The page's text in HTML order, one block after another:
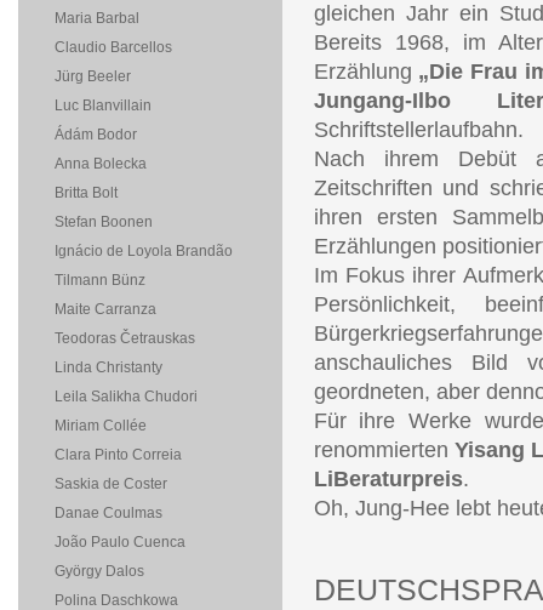
gleichen Jahr ein
Bereits 1968, im
Erzählung „Die Frau
Jungang-Ilbo
Schriftstellerlaufbahn.
Nach ihrem Debüt
Zeitschriften und
ihren ersten
Erzählungen
Im Fokus ihrer
Persönlichkeit,
anschauliches Bild
geordneten, aber
Für ihre Werke
renommierten Yisang
LiBeraturpreis.
Oh, Jung-Hee lebt
Maria Barbal
Claudio Barcellos
Jürg Beeler
Luc Blanvillain
Ádám Bodor
Anna Bolecka
Britta Bolt
Stefan Boonen
Ignácio de Loyola Brandão
Tilmann Bünz
Maite Carranza
Teodoras Četrauskas
Linda Christanty
Leila Salikha Chudori
Miriam Collée
Clara Pinto Correia
Saskia de Coster
Danae Coulmas
João Paulo Cuenca
György Dalos
Polina Daschkowa